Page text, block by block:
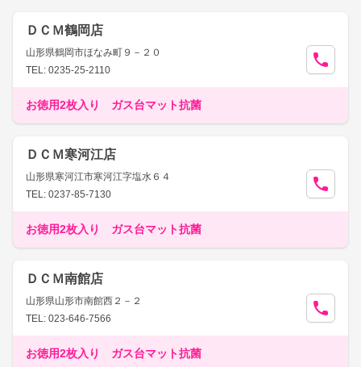
ＤＣＭ鶴岡店
山形県鶴岡市ほなみ町９－２０
TEL: 0235-25-2110
お徳用2枚入り ガス台マット抗菌
ＤＣＭ寒河江店
山形県寒河江市寒河江字塩水６４
TEL: 0237-85-7130
お徳用2枚入り ガス台マット抗菌
ＤＣＭ南館店
山形県山形市南館西２－２
TEL: 023-646-7566
お徳用2枚入り ガス台マット抗菌